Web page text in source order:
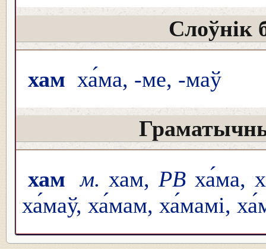
Слоўнік
хам ха́ма, -ме, -маў
хам м. хам, РВ ха́ма,
ха́маў, ха́мам, ха́мамі,